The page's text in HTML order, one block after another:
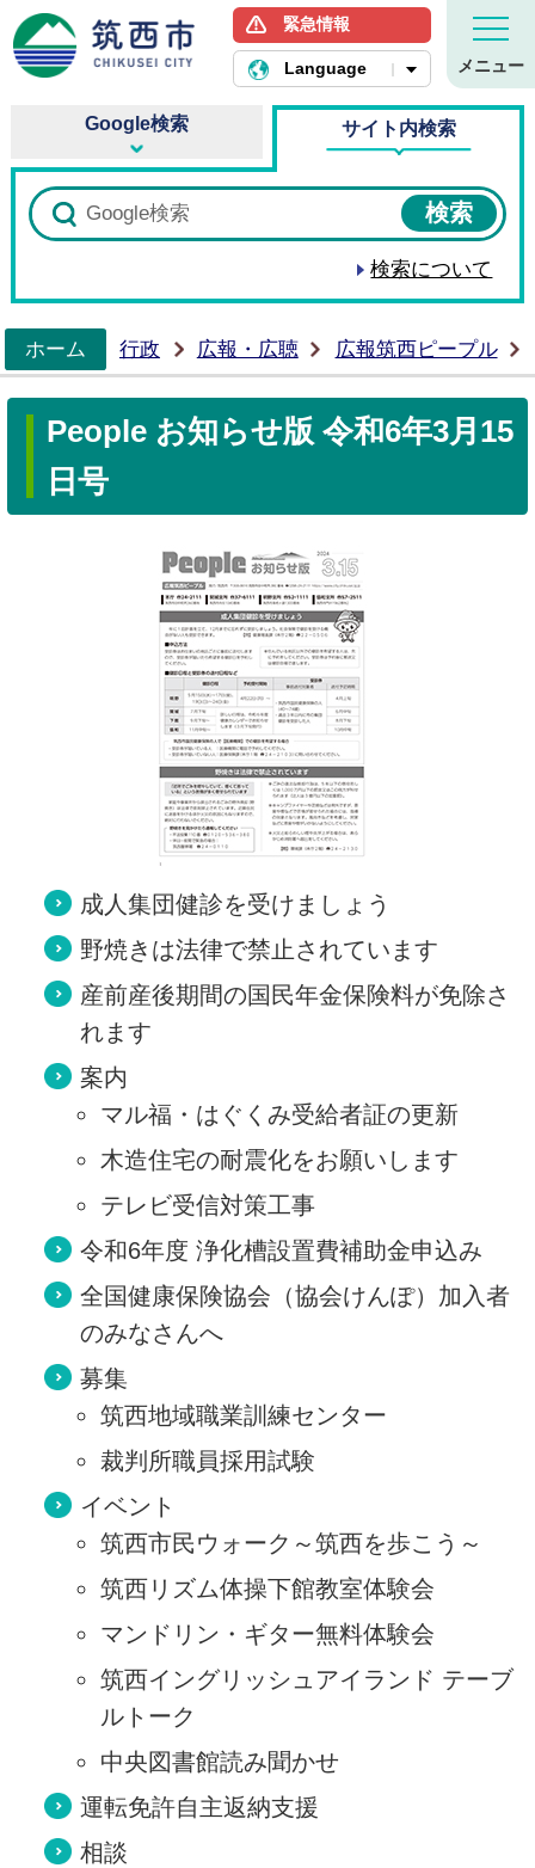
筑西市ホームページ
緊急情報
Language メニュー
Google検索 サイト内検索
検索について
ホーム
行政 広報・広聴 広報筑西ピープル
People お知らせ版 令和6年3月15
日号
成人集団健診を受けましょう
野焼きは法律で禁止されています
産前産後期間の国民年金保険料が免除さ
れます
案内
マル福・はぐくみ受給者証の更新
木造住宅の耐震化をお願いします
テレビ受信対策工事
令和6年度 浄化槽設置費補助金申込み
全国健康保険協会（協会けんぽ）加入者
のみなさんへ
募集
筑西地域職業訓練センター
裁判所職員採用試験
イベント
筑西市民ウォーク～筑西を歩こう～
筑西リズム体操下館教室体験会
マンドリン・ギター無料体験会
筑西イングリッシュアイランド テーブ
ルトーク
中央図書館読み聞かせ
運転免許自主返納支援
相談